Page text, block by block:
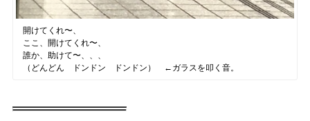
開けてくれ〜、
ここ、開けてくれ〜、
誰か、助けて〜、、、
（どんどん ドンドン ドンドン） ←ガラスを叩く音。